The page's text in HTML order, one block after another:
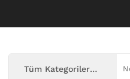
Tüm Kategoriler